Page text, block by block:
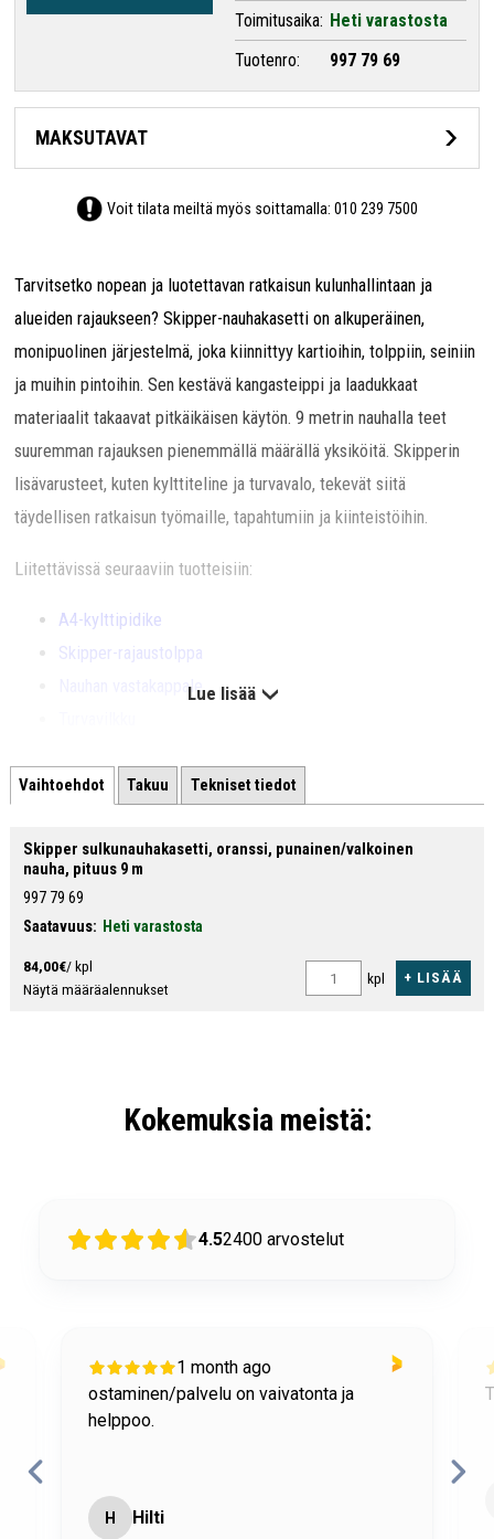
Toimitusaika: Heti varastosta
Tuotenro:
997 79 69
MAKSUTAVAT
Voit tilata meiltä myös soittamalla:010 239 7500
Tarvitsetko nopean ja luotettavan ratkaisun kulunhallintaan ja
alueiden rajaukseen? Skipper-nauhakasetti on alkuperäinen,
monipuolinen järjestelmä, joka kiinnittyy kartioihin, tolppiin, seiniin
ja muihin pintoihin. Sen kestävä kangasteippi ja laadukkaat
materiaalit takaavat pitkäikäisen käytön. 9 metrin nauhalla teet
suuremman rajauksen pienemmällä määrällä yksiköitä. Skipperin
lisävarusteet, kuten kylttiteline ja turvavalo, tekevät siitä
täydellisen ratkaisun työmaille, tapahtumiin ja kiinteistöihin.
Liitettävissä seuraaviin tuotteisiin:
A4-kylttipidike
Skipper-rajaustolppa
Nauhan vastakappale
Seinäteline
Yleiskiinnitin(toimii nauhan vastakappaleena)
Lue lisää
Vaihtoehdot Takuu Tekniset tiedot
Skipper sulkunauhakasetti, oranssi, punainen/valkoinen
nauha, pituus 9 m
997 79 69
Saatavuus: Heti varastosta
84,00€/ kpl
Näytä määräalennukset
kpl + LISÄÄ
Kokemuksia meistä:
4.52400 arvostelut
1 month ago
ostaminen/palvelu on vaivatonta ja
helppoo.
H Hilti